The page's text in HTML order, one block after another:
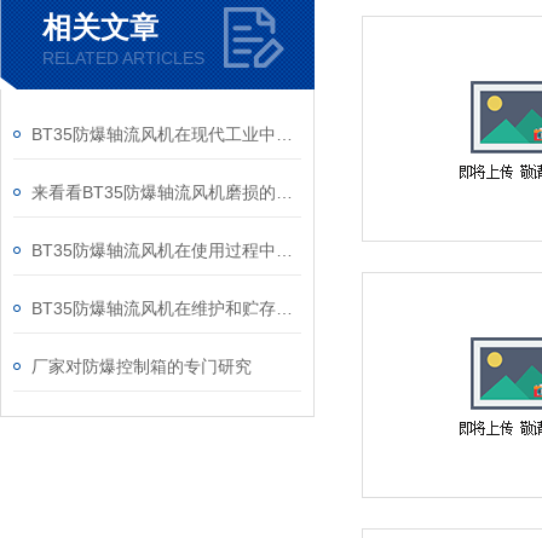
相关文章
RELATED ARTICLES
厂家对防爆控制箱的专门研究